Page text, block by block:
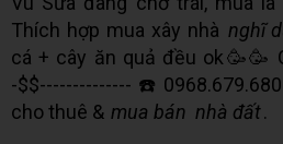
Thích hợp mua xây nhà nghĩ
cá + cây ăn quả đều ok🥳🥳
-$$-------------- ☎️
cho thuê & mua bán nhà đất.